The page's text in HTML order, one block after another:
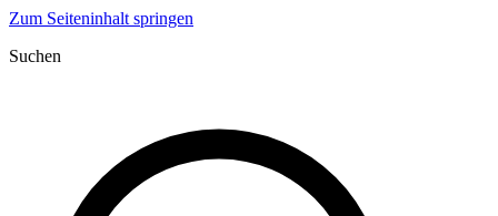
Zum Seiteninhalt springen
Suchen